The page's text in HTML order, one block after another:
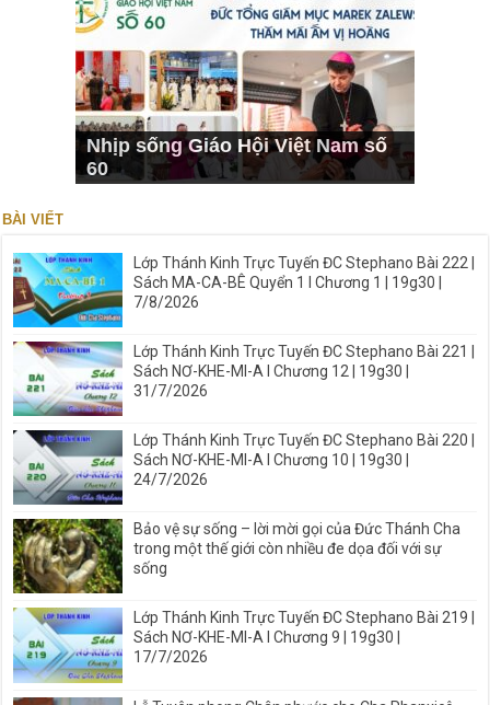
Nhịp sống Giáo Hội Việt Nam số
60
BÀI VIẾT
Lớp Thánh Kinh Trực Tuyến ĐC Stephano Bài 222 |
Sách MA-CA-BÊ Quyển 1 I Chương 1 | 19g30 |
7/8/2026
Lớp Thánh Kinh Trực Tuyến ĐC Stephano Bài 221 |
Sách NƠ-KHE-MI-A I Chương 12 | 19g30 |
31/7/2026
Lớp Thánh Kinh Trực Tuyến ĐC Stephano Bài 220 |
Sách NƠ-KHE-MI-A I Chương 10 | 19g30 |
24/7/2026
Bảo vệ sự sống – lời mời gọi của Đức Thánh Cha
trong một thế giới còn nhiều đe dọa đối với sự
sống
Lớp Thánh Kinh Trực Tuyến ĐC Stephano Bài 219 |
Sách NƠ-KHE-MI-A I Chương 9 | 19g30 |
17/7/2026